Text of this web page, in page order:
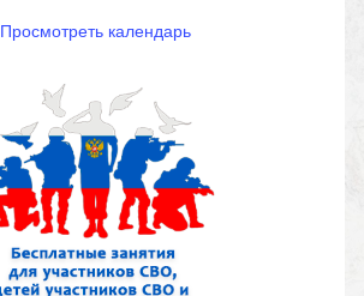
Просмотреть календарь